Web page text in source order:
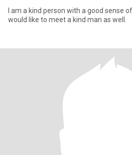
I am a kind person with a good sense
would like to meet a kind man as well.